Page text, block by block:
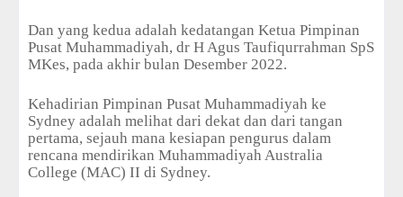
Dan yang kedua adalah kedatangan Ketua Pimpinan
Pusat Muhammadiyah, dr H Agus Taufiqurrahman SpS
MKes, pada akhir bulan Desember 2022.
Kehadirian Pimpinan Pusat Muhammadiyah ke
Sydney adalah melihat dari dekat dan dari tangan
pertama, sejauh mana kesiapan pengurus dalam
rencana mendirikan Muhammadiyah Australia
College (MAC) II di Sydney.